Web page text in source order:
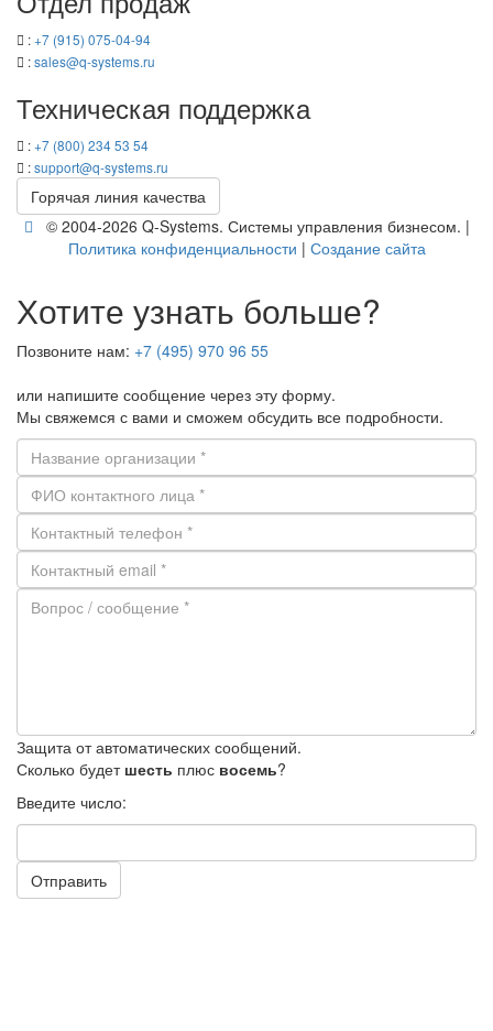
:+7 (915) 075-04-94
:sales@q-​systems.ru
Тех­ни­че­ская под­держ­ка
:+7 (800) 234 53 54
:support@q-​systems.ru
Го­ря­чая линия ка­че­ства
© 2004-2026 Q-​Systems. Си­сте­мы управ­ле­ния биз­не­сом. |
По­ли­ти­ка кон­фи­ден­ци­аль­но­сти | Со­зда­ние сайта
Хотите узнать больше?
Позвоните нам: +7 (495) 970 96 55
или напишите сообщение через эту форму.
Мы свяжемся с вами и сможем обсудить все подробности.
Защита от автоматических сообщений.
Сколько будет шесть плюс восемь?
Введите число:
Отправить